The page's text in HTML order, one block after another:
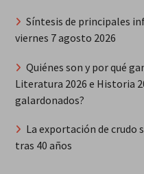
Síntesis de principales
viernes 7 agosto 2026
Quiénes son y por qué
Literatura 2026 e Historia
galardonados?
La exportación de crudo
tras 40 años